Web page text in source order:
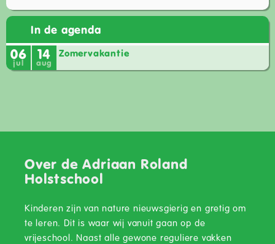
In de agenda
06
jul 14
aug
Zomervakantie
Over de Adriaan Roland
Holstschool
Kinderen zijn van nature nieuwsgierig en gretig om
te leren. Dit is waar wij vanuit gaan op de
vrijeschool. Naast alle gewone reguliere vakken